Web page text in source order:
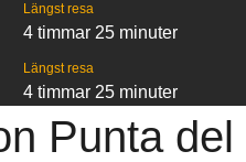
Längst resa
4 timmar 25 minuter
Längst resa
4 timmar 25 minuter
Punta